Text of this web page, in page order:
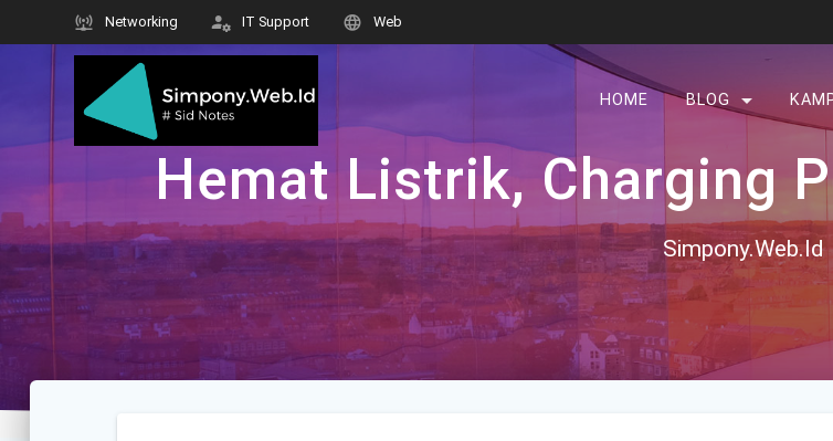
Networking IT Support Web
HOME BLOG
Hemat Listrik, Charging
Simpony.Web.Id